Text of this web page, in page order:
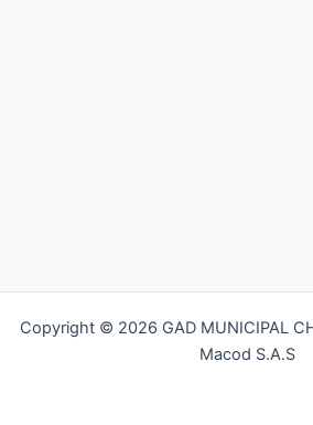
Copyright © 2026 GAD MUNICIPAL
Macod S.A.S